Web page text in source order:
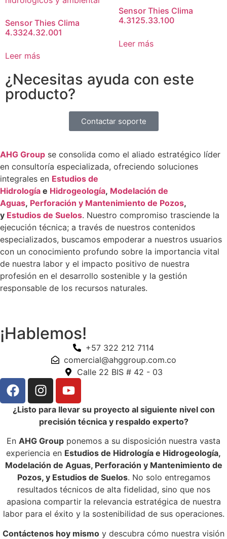
Sensor Thies Clima
4.3324.32.001
Leer más
Sensor Thies Clima
4.3125.33.100
Leer más
¿Necesitas ayuda con este
producto?
Contactar soporte
AHG Group se consolida como el aliado estratégico líder
en consultoría especializada, ofreciendo soluciones
integrales en Estudios de
Hidrología e Hidrogeología, Modelación de
Aguas, Perforación y Mantenimiento de Pozos,
y Estudios de Suelos. Nuestro compromiso trasciende la
ejecución técnica; a través de nuestros contenidos
especializados, buscamos empoderar a nuestros usuarios
con un conocimiento profundo sobre la importancia vital
de nuestra labor y el impacto positivo de nuestra
profesión en el desarrollo sostenible y la gestión
responsable de los recursos naturales.
¡Hablemos!
+57 322 212 7114
comercial@ahggroup.com.co
Calle 22 BIS # 42 - 03
¿Listo para llevar su proyecto al siguiente nivel con
precisión técnica y respaldo experto?
En AHG Group ponemos a su disposición nuestra vasta
experiencia en Estudios de Hidrología e Hidrogeología,
Modelación de Aguas, Perforación y Mantenimiento de
Pozos, y Estudios de Suelos. No solo entregamos
resultados técnicos de alta fidelidad, sino que nos
apasiona compartir la relevancia estratégica de nuestra
labor para el éxito y la sostenibilidad de sus operaciones.
Contáctenos hoy mismo y descubra cómo nuestra visión